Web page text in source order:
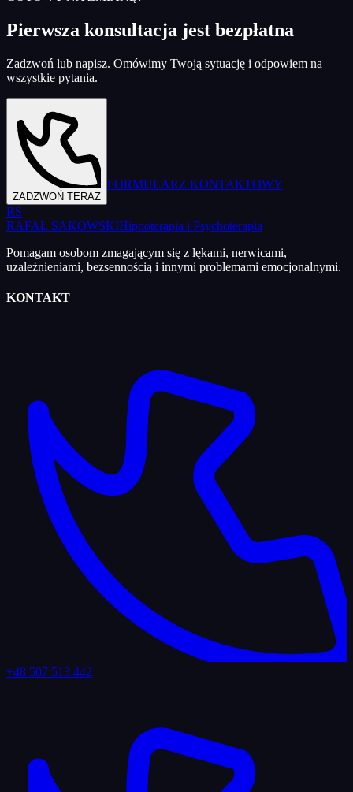
Pierwsza konsultacja jest bezpłatna
Zadzwoń lub napisz. Omówimy Twoją sytuację i odpowiem na
wszystkie pytania.
ZADZWOŃ TERAZ
FORMULARZ KONTAKTOWY
RS
RAFAŁ SAKOWSKIHipnoterapia i Psychoterapia
Pomagam osobom zmagającym się z lękami, nerwicami,
uzależnieniami, bezsennością i innymi problemami emocjonalnymi.
KONTAKT
+48 507 513 442